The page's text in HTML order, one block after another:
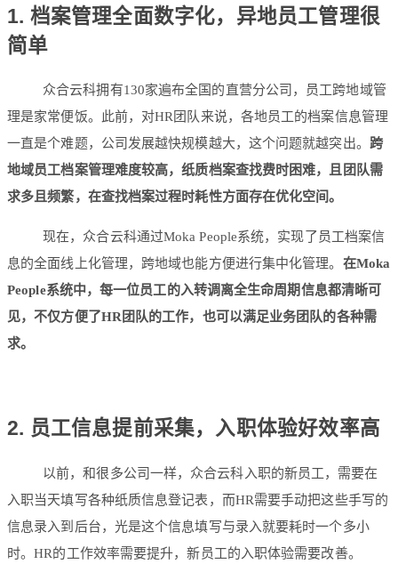
1. 档案管理全面数字化，异地员工管理很
简单
众合云科拥有130家遍布全国的直营分公司，员工跨地域管
理是家常便饭。此前，对HR团队来说，各地员工的档案信息管理
一直是个难题，公司发展越快规模越大，这个问题就越突出。 跨
地域员工档案管理难度较高，纸质档案查找费时困难，且团队需
求多且频繁，在查找档案过程时耗性方面存在优化空间。
现在，众合云科通过Moka People系统，实现了员工档案信
息的全面线上化管理，跨地域也能方便进行集中化管理。 在Moka
People系统中，每一位员工的入转调离全生命周期信息都清晰可
见，不仅方便了HR团队的工作，也可以满足业务团队的各种需
求。
2. 员工信息提前采集，入职体验好效率高
以前，和很多公司一样，众合云科入职的新员工，需要在
入职当天填写各种纸质信息登记表，而HR需要手动把这些手写的
信息录入到后台，光是这个信息填写与录入就要耗时一个多小
时。HR的工作效率需要提升，新员工的入职体验需要改善。